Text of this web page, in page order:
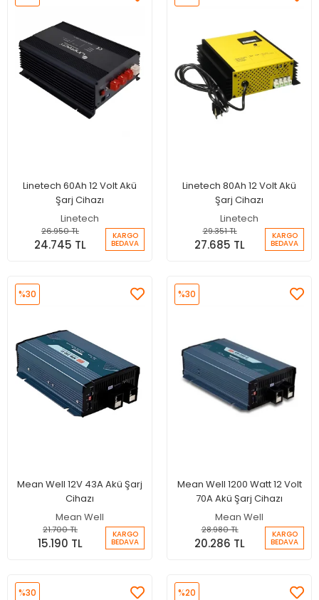
Linetech 60Ah 12 Volt Akü
Şarj Cihazı
Linetech
26.950 TL
24.745 TL
KARGO
BEDAVA
Linetech 80Ah 12 Volt Akü
Şarj Cihazı
Linetech
29.351 TL
27.685 TL
KARGO
BEDAVA
Mean Well 12V 43A Akü Şarj
Cihazı
Mean Well
%30
21.700 TL
15.190 TL
KARGO
BEDAVA
Mean Well 1200 Watt 12 Volt
70A Akü Şarj Cihazı
Mean Well
%30
28.980 TL
20.286 TL
KARGO
BEDAVA
%30 %20